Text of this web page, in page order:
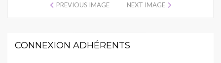
PREVIOUS IMAGE NEXT IMAGE
CONNEXION ADHÉRENTS